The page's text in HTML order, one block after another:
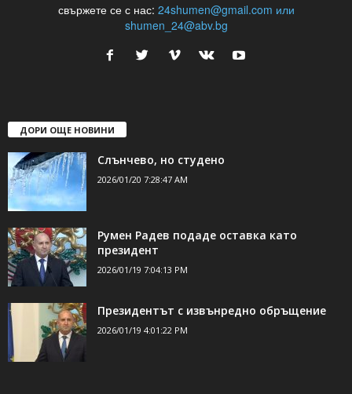
свържете се с нас: 24shumen@gmail.com или
shumen_24@abv.bg
ДОРИ ОЩЕ НОВИНИ
Слънчево, но студено
2026/01/20 7:28:47 AM
Румен Радев подаде оставка като
президент
2026/01/19 7:04:13 PM
Президентът с извънредно обръщение
2026/01/19 4:01:22 PM